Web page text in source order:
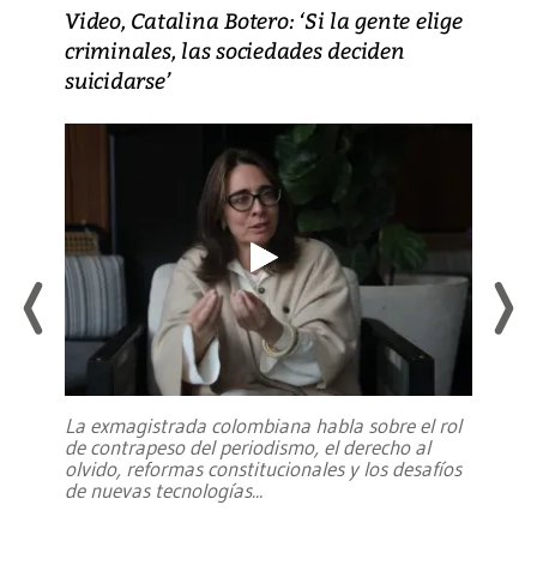
Video, Catalina Botero: ‘Si la gente elige
criminales, las sociedades deciden
suicidarse’
La exmagistrada colombiana habla sobre el rol
de contrapeso del periodismo, el derecho al
olvido, reformas constitucionales y los desafíos
de nuevas tecnologías...